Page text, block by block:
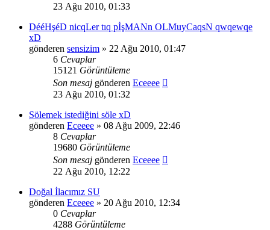
23 Ağu 2010, 01:33
DééHşéD nicqLer tıq pİşMANn OLMuyCaqsN qwqewqe
xD
gönderen sensizim » 22 Ağu 2010, 01:47
6 Cevaplar
15121 Görüntüleme
Son mesaj gönderen Eceeee
23 Ağu 2010, 01:32
Sölemek istediğini söle xD
gönderen Eceeee » 08 Ağu 2009, 22:46
8 Cevaplar
19680 Görüntüleme
Son mesaj gönderen Eceeee
22 Ağu 2010, 12:22
Doğal İlacımız SU
gönderen Eceeee » 20 Ağu 2010, 12:34
0 Cevaplar
4288 Görüntüleme